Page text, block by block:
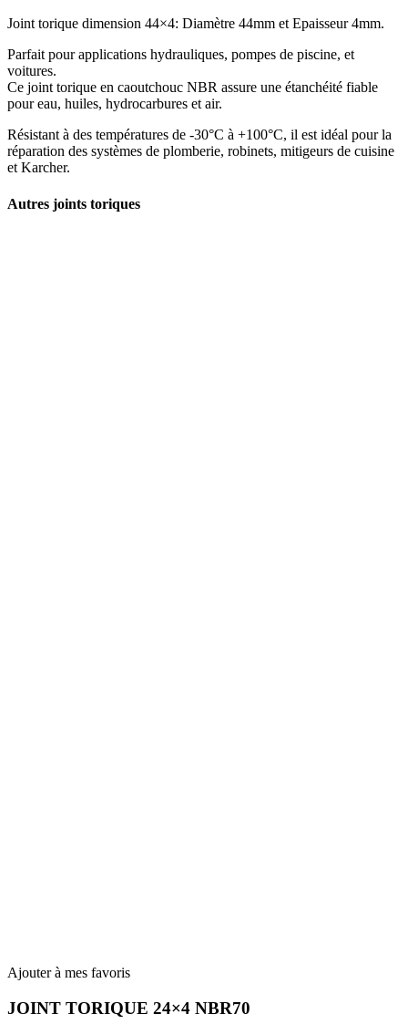
Joint torique dimension 44×4: Diamètre 44mm et Epaisseur 4mm.
Parfait pour applications hydrauliques, pompes de piscine, et
voitures.
Ce joint torique en caoutchouc NBR assure une étanchéité fiable
pour eau, huiles, hydrocarbures et air.
Résistant à des températures de -30°C à +100°C, il est idéal pour la
réparation des systèmes de plomberie, robinets, mitigeurs de cuisine
et Karcher.
Autres joints toriques
Ajouter à mes favoris
JOINT TORIQUE 24×4 NBR70